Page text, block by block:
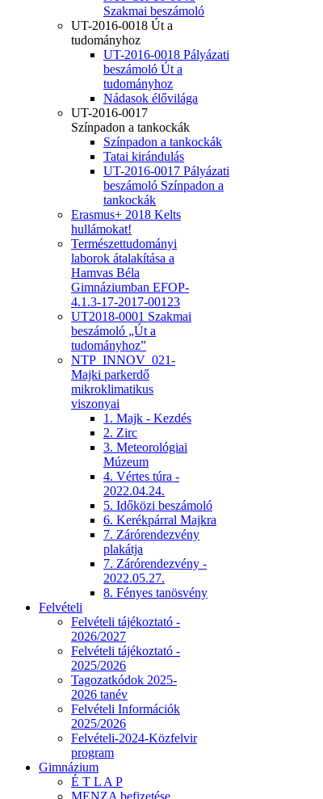
Szakmai beszámoló
UT-2016-0018 Út a
tudományhoz
UT-2016-0018 Pályázati
beszámoló Út a
tudományhoz
Nádasok élővilága
UT-2016-0017
Színpadon a tankockák
Színpadon a tankockák
Tatai kirándulás
UT-2016-0017 Pályázati
beszámoló Színpadon a
tankockák
Erasmus+ 2018 Kelts
hullámokat!
Természettudományi
laborok átalakítása a
Hamvas Béla
Gimnáziumban EFOP-
4.1.3-17-2017-00123
UT2018-0001 Szakmai
beszámoló „Út a
tudományhoz”
NTP_INNOV_021-
Majki parkerdő
mikroklimatikus
viszonyai
1. Majk - Kezdés
2. Zirc
3. Meteorológiai
Múzeum
4. Vértes túra -
2022.04.24.
5. Időközi beszámoló
6. Kerékpárral Majkra
7. Zárórendezvény
plakátja
7. Zárórendezvény -
2022.05.27.
8. Fényes tanösvény
Felvételi
Felvételi tájékoztató -
2026/2027
Felvételi tájékoztató -
2025/2026
Tagozatkódok 2025-
2026 tanév
Felvételi Információk
2025/2026
Felvételi-2024-Közfelvir
program
Gimnázium
É T L A P